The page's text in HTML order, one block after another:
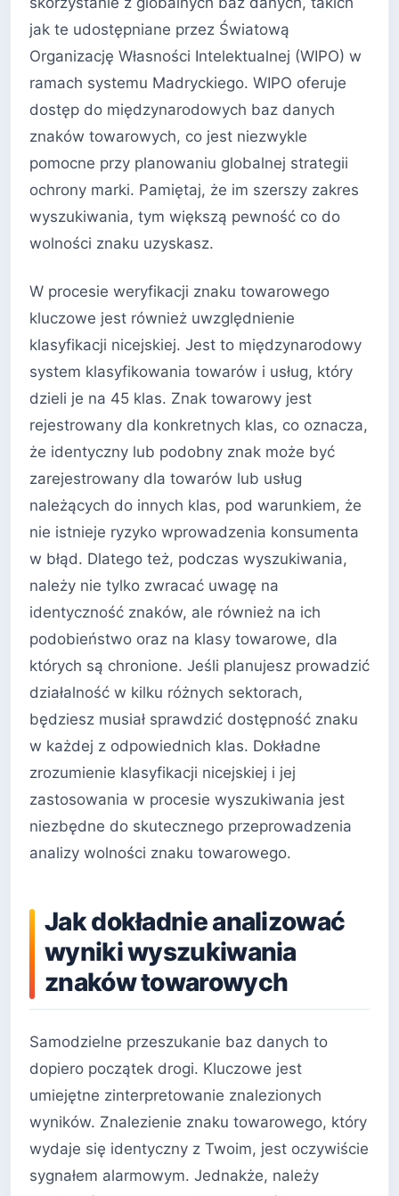
jak te udostępniane przez Światową
Organizację Własności Intelektualnej (WIPO) w
ramach systemu Madryckiego. WIPO oferuje
dostęp do międzynarodowych baz danych
znaków towarowych, co jest niezwykle
pomocne przy planowaniu globalnej strategii
ochrony marki. Pamiętaj, że im szerszy zakres
wyszukiwania, tym większą pewność co do
wolności znaku uzyskasz.
W procesie weryfikacji znaku towarowego
kluczowe jest również uwzględnienie
klasyfikacji nicejskiej. Jest to międzynarodowy
system klasyfikowania towarów i usług, który
dzieli je na 45 klas. Znak towarowy jest
rejestrowany dla konkretnych klas, co oznacza,
że identyczny lub podobny znak może być
zarejestrowany dla towarów lub usług
należących do innych klas, pod warunkiem, że
nie istnieje ryzyko wprowadzenia konsumenta
w błąd. Dlatego też, podczas wyszukiwania,
należy nie tylko zwracać uwagę na
identyczność znaków, ale również na ich
podobieństwo oraz na klasy towarowe, dla
których są chronione. Jeśli planujesz prowadzić
działalność w kilku różnych sektorach,
będziesz musiał sprawdzić dostępność znaku
w każdej z odpowiednich klas. Dokładne
zrozumienie klasyfikacji nicejskiej i jej
zastosowania w procesie wyszukiwania jest
niezbędne do skutecznego przeprowadzenia
analizy wolności znaku towarowego.
Jak dokładnie analizować
wyniki wyszukiwania
znaków towarowych
Samodzielne przeszukanie baz danych to
dopiero początek drogi. Kluczowe jest
umiejętne zinterpretowanie znalezionych
wyników. Znalezienie znaku towarowego, który
wydaje się identyczny z Twoim, jest oczywiście
sygnałem alarmowym. Jednakże, należy